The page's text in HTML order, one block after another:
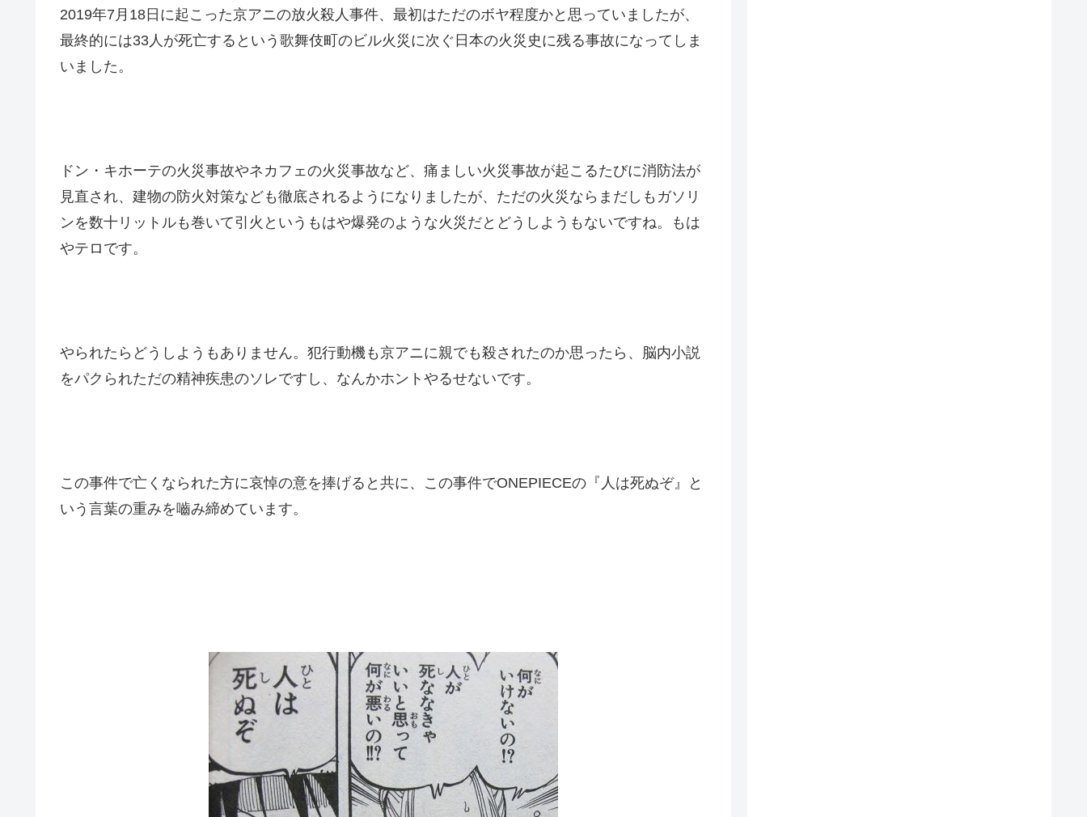
2019年7月18日に起こった京アニの放火殺人事件、最初はただのボヤ程度かと思っていましたが、
最終的には33人が死亡するという歌舞伎町のビル火災に次ぐ日本の火災史に残る事故になってしま
いました。
ドン・キホーテの火災事故やネカフェの火災事故など、痛ましい火災事故が起こるたびに消防法が
見直され、建物の防火対策なども徹底されるようになりましたが、ただの火災ならまだしもガソリ
ンを数十リットルも巻いて引火というもはや爆発のような火災だとどうしようもないですね。もは
やテロです。
やられたらどうしようもありません。犯行動機も京アニに親でも殺されたのか思ったら、脳内小説
をパクられただの精神疾患のソレですし、なんかホントやるせないです。
この事件で亡くなられた方に哀悼の意を捧げると共に、この事件でONEPIECEの『人は死ぬぞ』と
いう言葉の重みを嚙み締めています。